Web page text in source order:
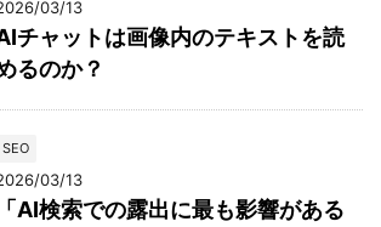
03/13
チャットは画像内のテキストを読
るのか？
SEO
03/13
「AI検索での露出に最も影響がある